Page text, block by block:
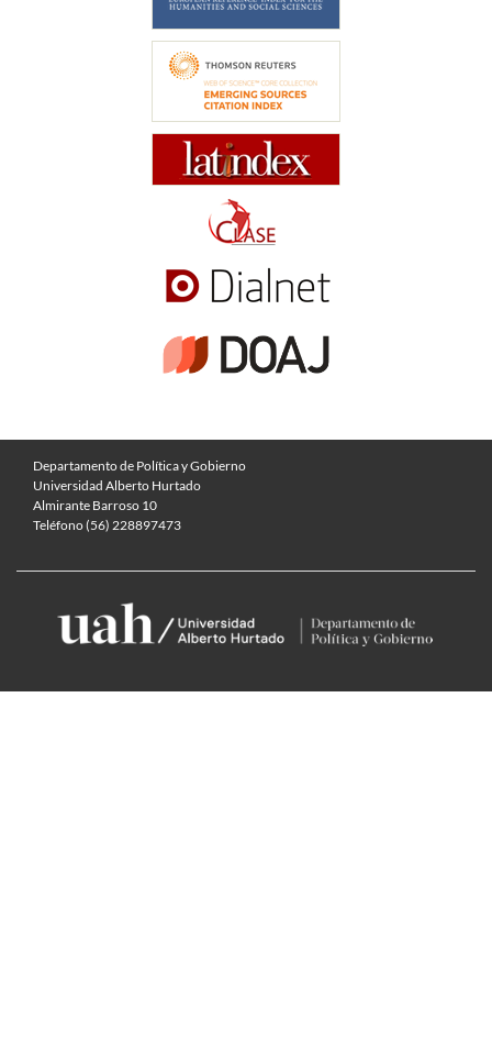
Departamento de Política y Gobierno
Universidad Alberto Hurtado
Almirante Barroso 10
Teléfono (56) 228897473